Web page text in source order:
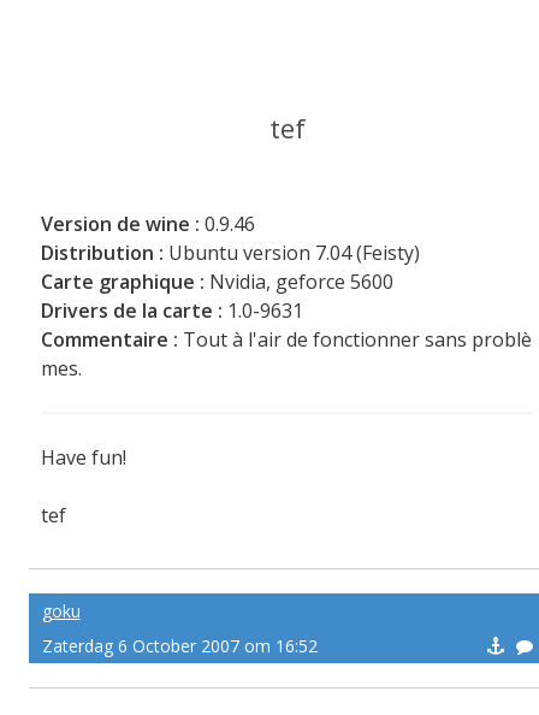
tef
Version de wine : 0.9.46
Distribution : Ubuntu version 7.04 (Feisty)
Carte graphique : Nvidia, geforce 5600
Drivers de la carte : 1.0-9631
Commentaire : Tout à l'air de fonctionner sans problè
mes.
Have fun!
tef
goku
Zaterdag 6 October 2007 om 16:52